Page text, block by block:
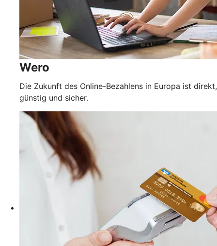
Wero
Die Zukunft des Online-Bezahlens in Europa ist direkt,
günstig und sicher.